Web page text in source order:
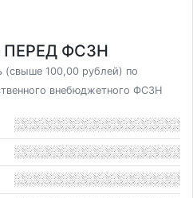
ФСЗН
(свыше 100,00 рублей) по
внебюджетного ФСЗН